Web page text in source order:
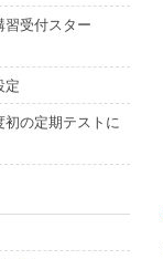
受付スター
定
の定期テストに